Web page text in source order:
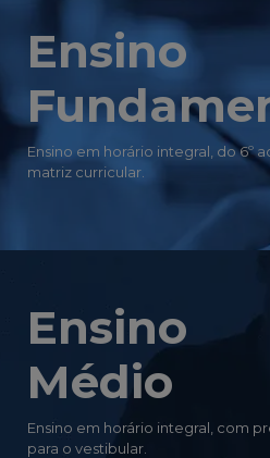
Ensino
Ensino em horário integral, do 6º
matriz curricular.
Ensino
Médio
Ensino em horário integral, com
para o vestibular.